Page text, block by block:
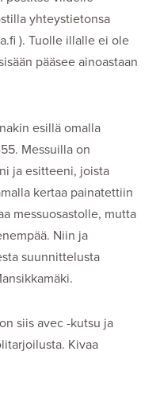
yhteystietonsa
). Tuolle illalle ei ole
pääsee ainoastaan
esillä omalla
Messuilla on
ja esitteeni, joista
kertaa painatettiin
messuosastolle, mutta
Niin ja
suunnittelusta
siis avec -kutsu ja
Kivaa